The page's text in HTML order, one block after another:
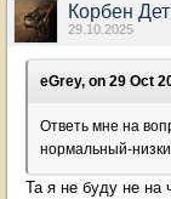
Корбен
29.10.2025
eGrey, on 29 Oct
Ответь мне на
нормальный-
Та я не буду не на